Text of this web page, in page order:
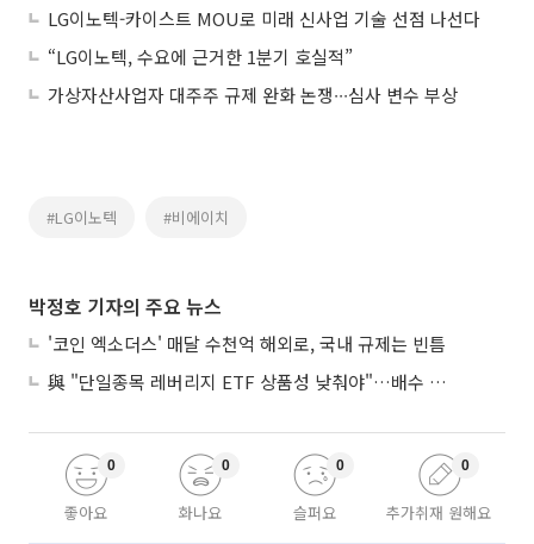
LG이노텍-카이스트 MOU로 미래 신사업 기술 선점 나선다
“LG이노텍, 수요에 근거한 1분기 호실적”
가상자산사업자 대주주 규제 완화 논쟁∙∙∙심사 변수 부상
#LG이노텍 #비에이치
박정호 기자의 주요 뉴스
'코인 엑소더스' 매달 수천억 해외로, 국내 규제는 빈틈
與 "단일종목 레버리지 ETF 상품성 낮춰야"…배수 조정안도 거론
좋아요
0
화나요
0
슬퍼요
0
추가취재 원해요
0